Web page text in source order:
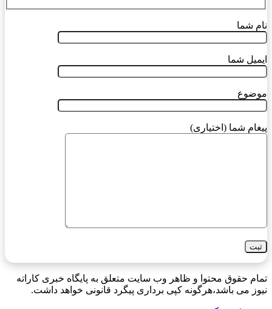
نام شما
ایمیل شما
موضوع
پیغام شما (اختیاری)
تمام حقوق محتوا و ظاهر وب سایت متعلق به پایگاه خبری کاراته
نیوز می باشد،هرگونه کپی برداری پیگرد قانونی خواهد داشت.